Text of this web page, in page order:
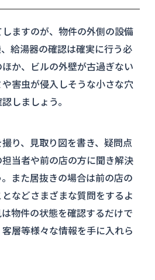
ますのが、物件の外側の設備
給湯器の確認は確実に行う必
か、ビルの外壁が古過ぎない
害虫が侵入しそうな小さな穴
しましょう。
り、見取り図を書き、疑問点
当者や前の店の方に聞き解決
また居抜きの場合は前の店の
などさまざまな質問をするよ
物件の状態を確認するだけで
層等様々な情報を手に入れら